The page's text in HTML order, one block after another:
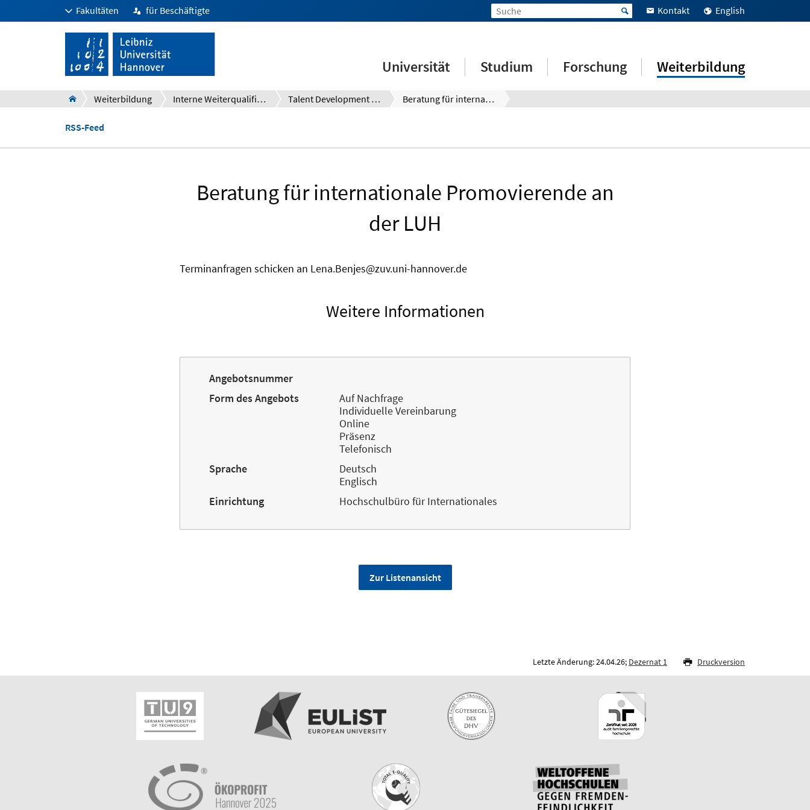
Fakultäten für Beschäftigte Kontakt English
Universität Studium Forschung Weiterbildung
Weiterbildung Interne Weiterqualifizierung und Personalentwicklung Talent Development System (TDS) Beratung für internationale Promovierende an der LUH
RSS-Feed
Beratung für internationale Promovierende an
der LUH
Terminanfragen schicken an Lena.Benjes@zuv.uni-hannover.de
Weitere Informationen
Angebotsnummer
Form des Angebots
Auf Nachfrage
Individuelle Vereinbarung
Online
Präsenz
Telefonisch
Sprache
Deutsch
Englisch
Einrichtung
Hochschulbüro für Internationales
Zur Listenansicht
Letzte Änderung: 24.04.26; Dezernat 1 Druckversion